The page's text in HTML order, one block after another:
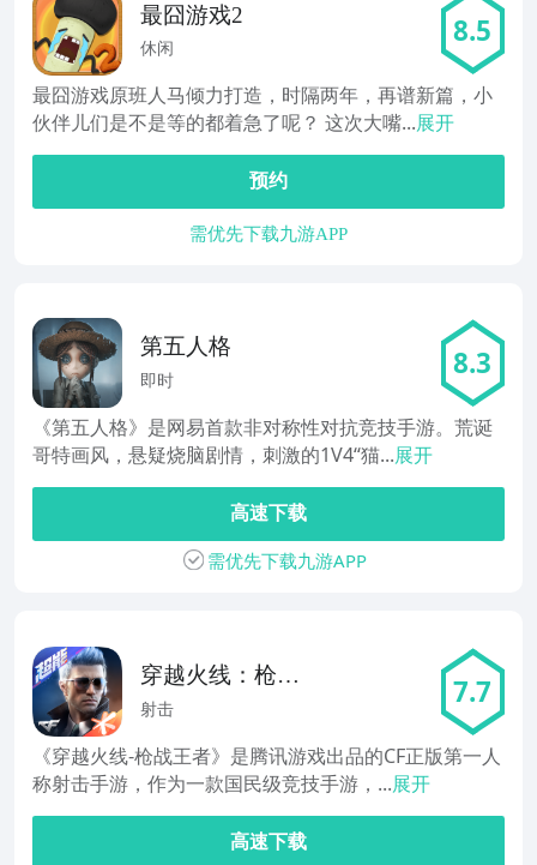
最囧游戏2
休闲 8.5
最囧游戏原班人马倾力打造，时隔两年，再谱新篇，小
伙伴儿们是不是等的都着急了呢？ 这次大嘴...展开
预约
需优先下载九游APP
第五人格
即时 8.3
《第五人格》是网易首款非对称性对抗竞技手游。荒诞
哥特画风，悬疑烧脑剧情，刺激的1V4“猫...展开
高速下载
需优先下载九游APP
穿越火线：枪战
王者
射击 7.7
《穿越火线-枪战王者》是腾讯游戏出品的CF正版第一人
称射击手游，作为一款国民级竞技手游，...展开
高速下载